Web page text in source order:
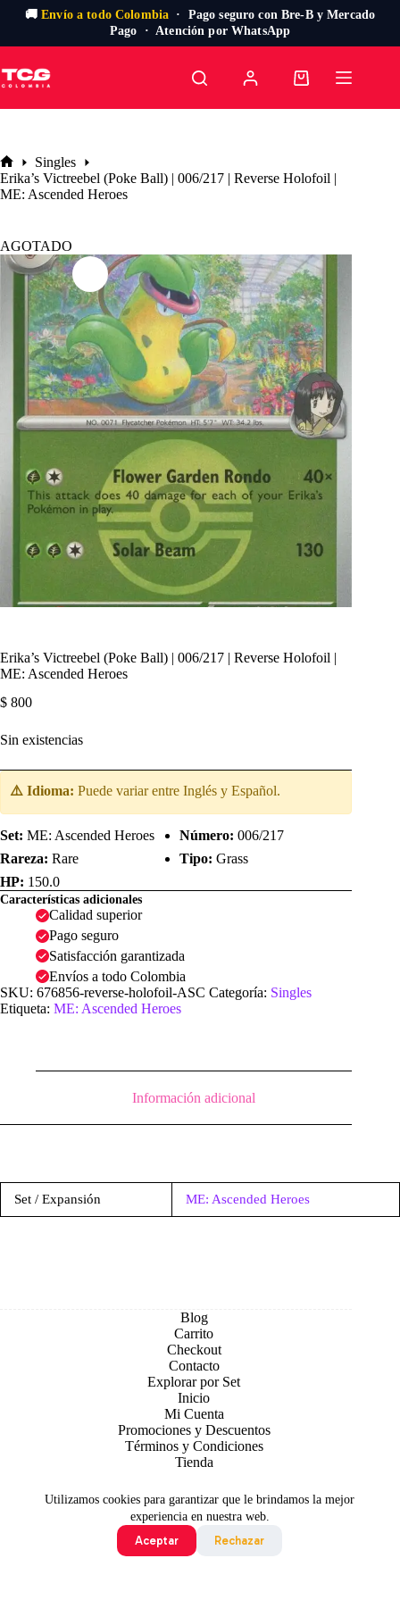
🚚Envío a todo Colombia · Pago seguro con Bre-B y Mercado
Pago · Atención por WhatsApp
al
contenido
Utilizamos cookies para garantizar que le brindamos la mejor
experiencia en nuestra web.
Aceptar
Rechazar
Carro
Inicio
Singles
Erika’s Victreebel (Poke Ball) | 006/217 | Reverse Holofoil |
ME: Ascended Heroes
AGOTADO
Erika’s Victreebel (Poke Ball) | 006/217 | Reverse Holofoil |
ME: Ascended Heroes
$ 800
Sin existencias
⚠️ Idioma: Puede variar entre Inglés y Español.
Set: ME: Ascended Heroes Número: 006/217
Rareza: Rare Tipo: Grass
HP: 150.0
Características adicionales
Calidad superior
Pago seguro
Satisfacción garantizada
Envíos a todo Colombia
SKU: 676856-reverse-holofoil-ASC Categoría: Singles
Etiqueta: ME: Ascended Heroes
Información adicional
Set / Expansión ME: Ascended Heroes
Blog
Carrito
Checkout
Contacto
Explorar por Set
Inicio
Mi Cuenta
Promociones y Descuentos
Términos y Condiciones
Tienda
Todo contenido original es sujeto de Copyright © 2026 TCG